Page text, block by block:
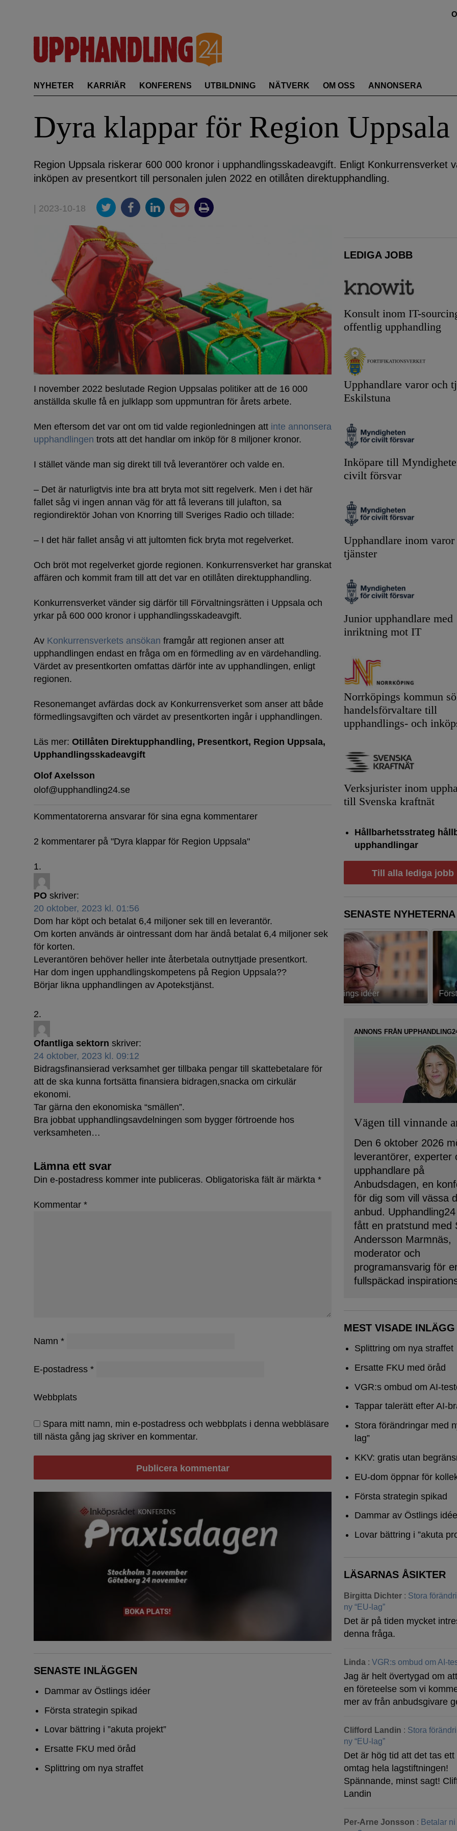
NYHETER KARRIÄR KONFERENS UTBILDNING NÄTVERK OM OSS ANNONSERA
Dyra klappar för Region Uppsala
Region Uppsala riskerar 600 000 kronor i upphandlingsskadeavgift. Enligt Konkurrensverket
inköpen av presentkort till personalen julen 2022 en otillåten direktupphandling.
| 2023-10-18
I november 2022 beslutade Region Uppsalas politiker att de 16 000
anställda skulle få en julklapp som uppmuntran för årets arbete.
Men eftersom det var ont om tid valde regionledningen att inte annonsera
upphandlingen trots att det handlar om inköp för 8 miljoner kronor.
I stället vände man sig direkt till två leverantörer och valde en.
– Det är naturligtvis inte bra att bryta mot sitt regelverk. Men i det här
fallet såg vi ingen annan väg för att få leverans till julafton, sa
regiondirektör Johan von Knorring till Sveriges Radio och tillade:
– I det här fallet ansåg vi att jultomten fick bryta mot regelverket.
Och bröt mot regelverket gjorde regionen. Konkurrensverket har granskat
affären och kommit fram till att det var en otillåten direktupphandling.
Konkurrensverket vänder sig därför till Förvaltningsrätten i Uppsala och
yrkar på 600 000 kronor i upphandlingsskadeavgift.
Av Konkurrensverkets ansökan framgår att regionen anser att
upphandlingen endast en fråga om en förmedling av en värdehandling.
Värdet av presentkorten omfattas därför inte av upphandlingen, enligt
regionen.
Resonemanget avfärdas dock av Konkurrensverket som anser att både
förmedlingsavgiften och värdet av presentkorten ingår i upphandlingen.
Läs mer: Otillåten Direktupphandling Presentkort Region Uppsala
Upphandlingsskadeavgift
Olof Axelsson
olof@upphandling24.se
Kommentatorerna ansvarar för sina egna kommentarer
2 kommentarer på "Dyra klappar för Region Uppsala"
PO skriver:
20 oktober, 2023 kl. 01:56
Dom har köpt och betalat 6,4 miljoner sek till en leverantör.
Om korten används är ointressant dom har ändå betalat 6,4 miljoner sek
för korten.
Leverantören behöver heller inte återbetala outnyttjade presentkort.
Har dom ingen upphandlingskompetens på Region Uppsala??
Börjar likna upphandlingen av Apotekstjänst.
Ofantliga sektorn skriver:
24 oktober, 2023 kl. 09:12
Bidragsfinansierad verksamhet ger tillbaka pengar till skattebetalare för
att de ska kunna fortsätta finansiera bidragen,snacka om cirkulär
ekonomi.
Tar gärna den ekonomiska “smällen”.
Bra jobbat upphandlingsavdelningen som bygger förtroende hos
verksamheten…
Lämna ett svar
Din e-postadress kommer inte publiceras. Obligatoriska fält är märkta *
Kommentar *
Namn *
E-postadress *
Webbplats
Spara mitt namn, min e-postadress och webbplats i denna webbläsare
till nästa gång jag skriver en kommentar.
SENASTE INLÄGGEN
Dammar av Östlings idéer
Första strategin spikad
Lovar bättring i ”akuta projekt”
Ersatte FKU med öråd
Splittring om nya straffet
LEDIGA JOBB
Konsult inom IT-
offentlig upphandling
Upphandlare varor och
Eskilstuna
Inköpare till
civilt försvar
Upphandlare inom varor
tjänster
Junior upphandlare med
inriktning mot IT
Norrköpings kommun
handelsförvaltare till
upphandlings- och
Verksjurister inom
till Svenska kraftnät
Hållbarhetsstrateg
upphandlingar
Till alla lediga jobb
SENASTE NYHETERNA
Första strategin spikad
ANNONS FRÅN
Vägen till vinnande
Den 6 oktober 2026
leverantörer, experter
upphandlare på
Anbudsdagen, en
för dig som vill vässa
anbud.
fått en pratstund med
Andersson Marmnäs,
moderator och
programansvarig för
fullspäckad
MEST VISADE INLÄGG
Splittring om nya straffet
Ersatte FKU med öråd
VGR:s ombud om AI-
Tappar talerätt efter AI-
Stora förändringar med
lag”
KKV: gratis utan
EU-dom öppnar för
Första strategin spikad
Dammar av Östlings
Lovar bättring i ”akuta
LÄSARNAS ÅSIKTER
Birgitta Dichter : Stora
ny “EU-lag”
Det är på tiden mycket
denna fråga.
Linda :VGR:s ombud om AI-
Jag är helt övertygad om
en företeelse som vi
mer av från anbudsgivare
Clifford Landin : Stora
ny “EU-lag”
Det är hög tid att det tas ett
omtag hela lagstiftningen!
Spännande, minst sagt!
Landin
Per-Arne Jonsson : Betalar